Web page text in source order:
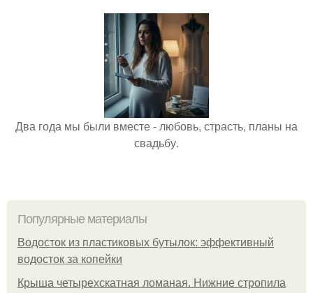
Два года мы были вместе - любовь, страсть, планы на
свадьбу.
Популярные материалы
Водосток из пластиковых бутылок: эффективный
водосток за копейки
Крыша четырехскатная ломаная. Нижние стропила